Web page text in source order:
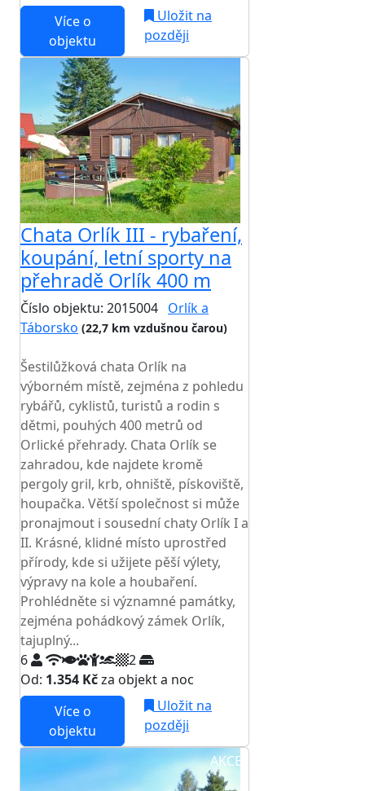
Více o
objektu
Uložit na
později
Chata Orlík III - rybaření,
koupání, letní sporty na
přehradě Orlík 400 m
Číslo objektu: 2015004 Orlík a
Táborsko (22,7 km vzdušnou čarou)
Šestilůžková chata Orlík na
výborném místě, zejména z pohledu
rybářů, cyklistů, turistů a rodin s
dětmi, pouhých 400 metrů od
Orlické přehrady. Chata Orlík se
zahradou, kde najdete kromě
pergoly gril, krb, ohniště, pískoviště,
houpačka. Větší společnost si může
pronajmout i sousední chaty Orlík I a
II. Krásné, klidné místo uprostřed
přírody, kde si užijete pěší výlety,
výpravy na kole a houbaření.
Prohlédněte si významné památky,
zejména pohádkový zámek Orlík,
tajuplný...
6
2
Od: 1.354 Kčza objekt a noc
Více o
objektu
Uložit na
později
AKCE